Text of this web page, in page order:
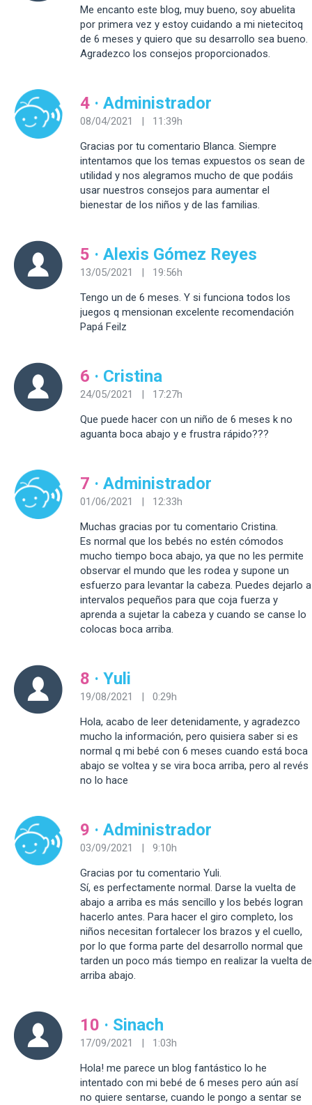
Me encanto este blog, muy bueno, soy abuelita
por primera vez y estoy cuidando a mi nietecitoq
de 6 meses y quiero que su desarrollo sea bueno.
Agradezco los consejos proporcionados.
4 · Administrador
08/04/2021 | 11:39h
Gracias por tu comentario Blanca. Siempre
intentamos que los temas expuestos os sean de
utilidad y nos alegramos mucho de que podáis
usar nuestros consejos para aumentar el
bienestar de los niños y de las familias.
5 · Alexis Gómez Reyes
13/05/2021 | 19:56h
Tengo un de 6 meses. Y si funciona todos los
juegos q mensionan excelente recomendación
Papá Feilz
6 · Cristina
24/05/2021 | 17:27h
Que puede hacer con un niño de 6 meses k no
aguanta boca abajo y e frustra rápido???
7 · Administrador
01/06/2021 | 12:33h
Muchas gracias por tu comentario Cristina.
Es normal que los bebés no estén cómodos
mucho tiempo boca abajo, ya que no les permite
observar el mundo que les rodea y supone un
esfuerzo para levantar la cabeza. Puedes dejarlo a
intervalos pequeños para que coja fuerza y
aprenda a sujetar la cabeza y cuando se canse lo
colocas boca arriba.
8 · Yuli
19/08/2021 | 0:29h
Hola, acabo de leer detenidamente, y agradezco
mucho la información, pero quisiera saber si es
normal q mi bebé con 6 meses cuando está boca
abajo se voltea y se vira boca arriba, pero al revés
no lo hace
9 · Administrador
03/09/2021 | 9:10h
Gracias por tu comentario Yuli.
Sí, es perfectamente normal. Darse la vuelta de
abajo a arriba es más sencillo y los bebés logran
hacerlo antes. Para hacer el giro completo, los
niños necesitan fortalecer los brazos y el cuello,
por lo que forma parte del desarrollo normal que
tarden un poco más tiempo en realizar la vuelta de
arriba abajo.
10 · Sinach
17/09/2021 | 1:03h
Hola! me parece un blog fantástico lo he
intentado con mi bebé de 6 meses pero aún así
no quiere sentarse, cuando le pongo a sentar se